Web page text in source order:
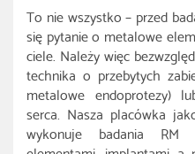
To nie wszystko – przed
się pytanie o metalowe
ciele. Należy więc
technika o przebytych
metalowe endoprotezy)
serca. Nasza placówka
wykonuje badania RM